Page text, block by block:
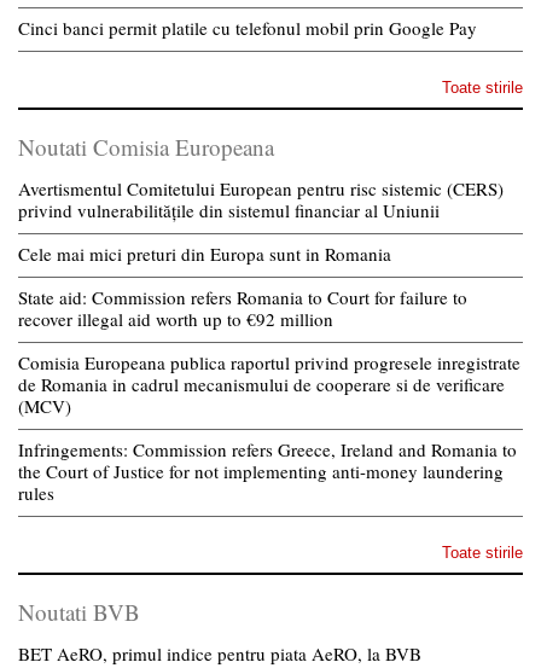
Cinci banci permit platile cu telefonul mobil prin Google Pay
Toate stirile
Noutati Comisia Europeana
Avertismentul Comitetului European pentru risc sistemic (CERS)
privind vulnerabilitățile din sistemul financiar al Uniunii
Cele mai mici preturi din Europa sunt in Romania
State aid: Commission refers Romania to Court for failure to
recover illegal aid worth up to €92 million
Comisia Europeana publica raportul privind progresele inregistrate
de Romania in cadrul mecanismului de cooperare si de verificare
(MCV)
Infringements: Commission refers Greece, Ireland and Romania to
the Court of Justice for not implementing anti-money laundering
rules
Toate stirile
Noutati BVB
BET AeRO, primul indice pentru piata AeRO, la BVB